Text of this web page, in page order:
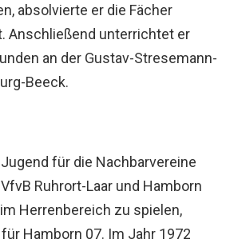
absolvierte er die Fächer
Anschließend unterrichtet er
an der Gustav-Stresemann-
Beeck.
für die Nachbarvereine
Ruhrort-Laar und Hamborn
Herrenbereich zu spielen,
Hamborn 07. Im Jahr 1972